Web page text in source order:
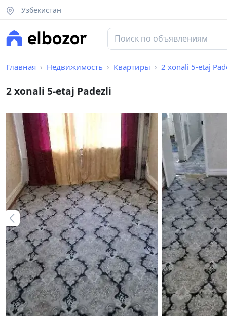
Узбекистан
Главная Недвижимость Квартиры 2 xonali 5-etaj
2 xonali 5-etaj Padezli